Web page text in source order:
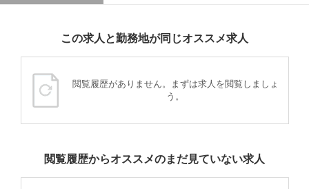
この求人と勤務地が同じオススメ求人
閲覧履歴がありません。まずは求人を閲覧しましょ
う。
閲覧履歴からオススメのまだ見ていない求人